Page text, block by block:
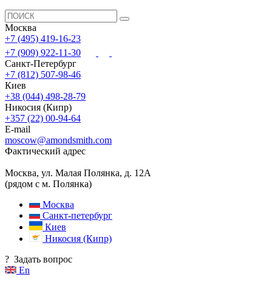
Москва
+7 (495) 419-16-23
+7 (909) 922-11-30
Санкт-Петербург
+7 (812) 507-98-46
Киев
+38 (044) 498-28-79
Никосия (Кипр)
+357 (22) 00-94-64
E-mail
moscow@amondsmith.com
Фактический адрес
Москва, ул. Малая Полянка, д. 12А
(рядом с м. Полянка)
Москва
Санкт-петербург
Киев
Никосия (Кипр)
? Задать вопрос
En